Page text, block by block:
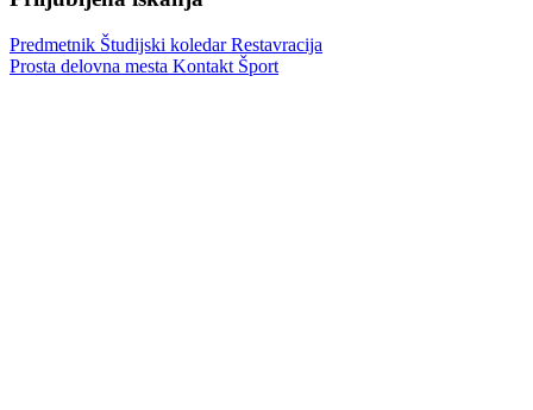
Predmetnik Študijski koledarRestavracija
Prosta delovna mesta Kontakt Šport